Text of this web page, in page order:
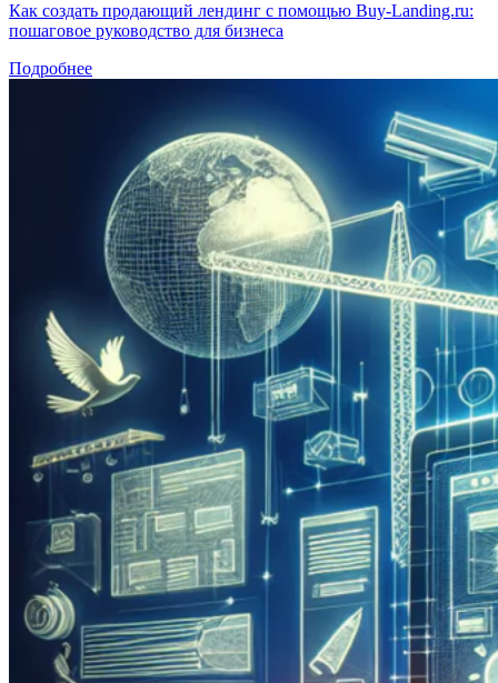
Как создать продающий лендинг с помощью Buy-Landing.ru:
пошаговое руководство для бизнеса
Подробнее